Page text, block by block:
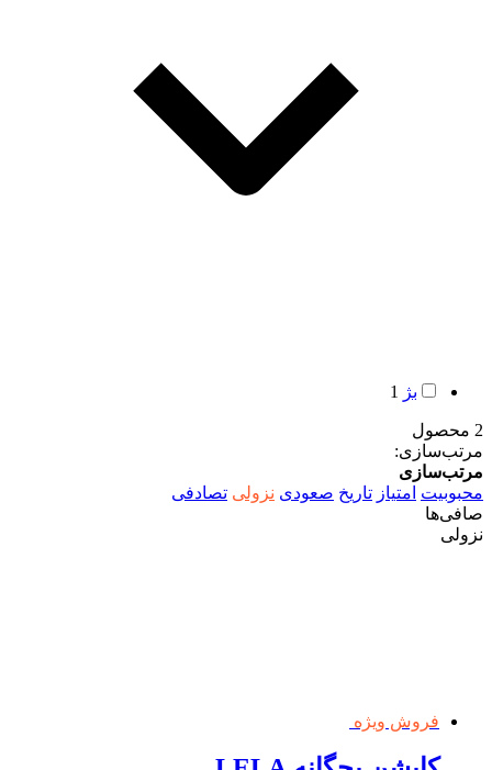
بژ 1
2 محصول
مرتب‌سازی:
مرتب‌سازی
محبوبیت امتیاز تاریخ صعودی نزولی تصادفی
صافی‌ها
نزولی
فروش ویژه